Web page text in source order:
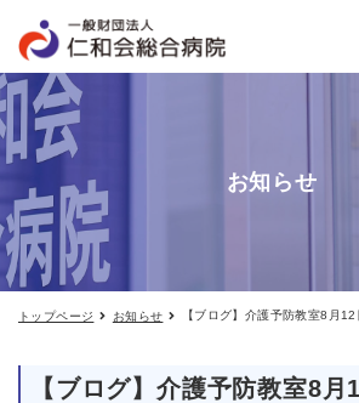
グ】
介
護
予
防
教
月
12
日
開
お知らせ
トップページ お知らせ 【ブログ】介護予防教室8月12
【ブログ】介護予防教室8月